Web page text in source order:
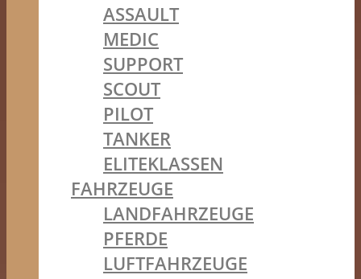
ASSAULT
MEDIC
SUPPORT
SCOUT
PILOT
TANKER
ELITEKLASSEN
FAHRZEUGE
LANDFAHRZEUGE
PFERDE
LUFTFAHRZEUGE